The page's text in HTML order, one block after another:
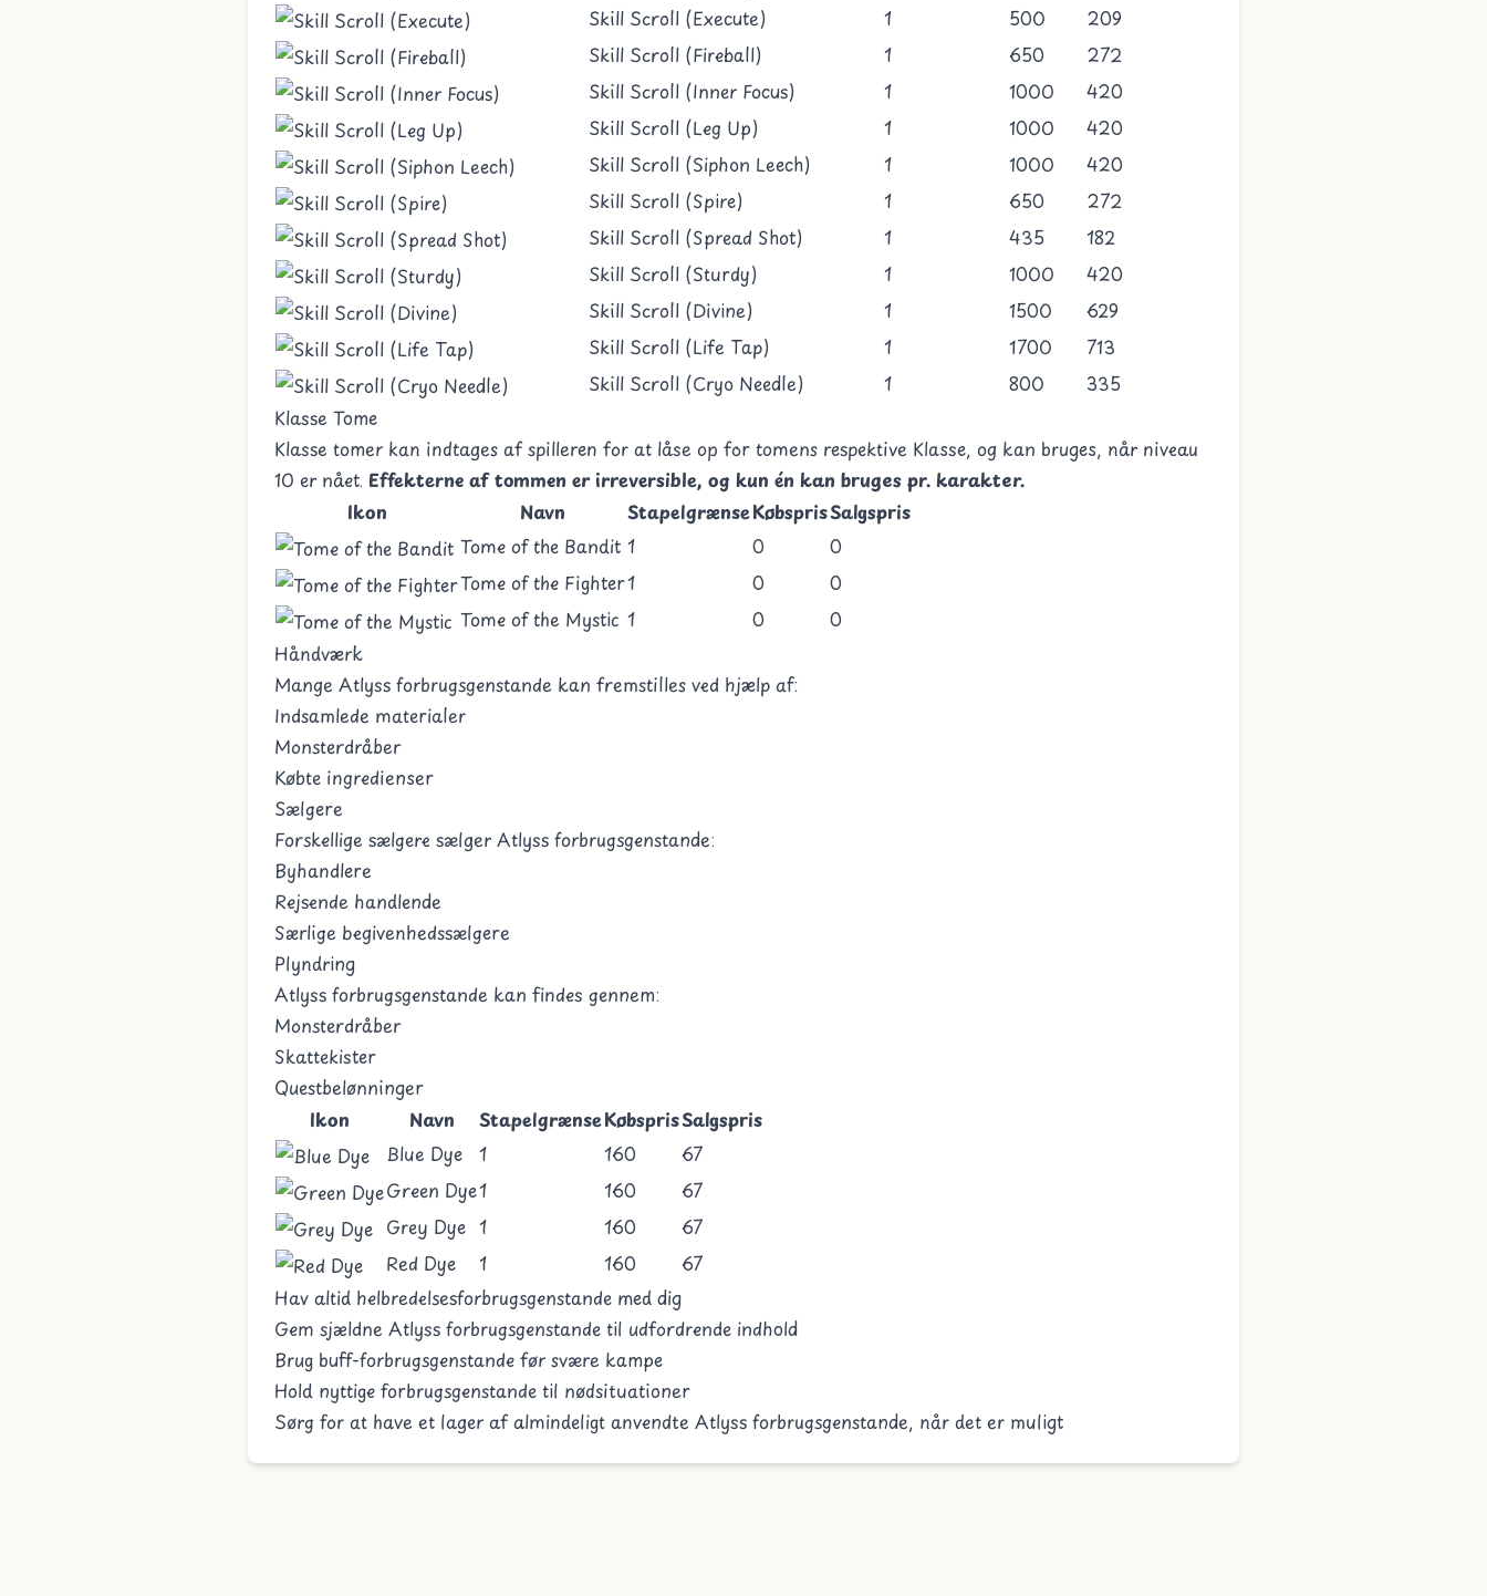
Skill Scroll (Execute)
1 500
209
Skill Scroll (Fireball)
1 650
272
Skill Scroll (Inner Focus)
1 1000
420
Skill Scroll (Leg Up)
1 1000
420
Skill Scroll (Siphon Leech)
1 1000
420
Skill Scroll (Spire)
1 650
272
Skill Scroll (Spread Shot)
1 435
182
Skill Scroll (Sturdy)
1 1000
420
Skill Scroll (Divine)
1 1500
629
Skill Scroll (Life Tap)
1 1700
713
Skill Scroll (Cryo Needle)
1 800
335
Klasse Tome
Klasse tomer kan indtages af spilleren for at låse op for tomens respektive Klasse, og kan bruges, når niveau
10 er nået. Effekterne af tommen er irreversible, og kun én kan bruges pr. karakter.
Ikon
Navn StapelgrænseKøbsprisSalgspris
Tome of the Bandit 1 0
0
Tome of the Fighter1 0
0
Tome of the Mystic 1 0
0
Håndværk
Mange Atlyss forbrugsgenstande kan fremstilles ved hjælp af:
Indsamlede materialer
Monsterdråber
Købte ingredienser
Sælgere
Forskellige sælgere sælger Atlyss forbrugsgenstande:
Byhandlere
Rejsende handlende
Særlige begivenhedssælgere
Plyndring
Atlyss forbrugsgenstande kan findes gennem:
Monsterdråber
Skattekister
Questbelønninger
Ikon
Navn StapelgrænseKøbsprisSalgspris
Blue Dye
1 160
67
Green Dye1 160
67
Grey Dye 1 160
67
Red Dye
1 160
67
Hav altid helbredelsesforbrugsgenstande med dig
Gem sjældne Atlyss forbrugsgenstande til udfordrende indhold
Brug buff-forbrugsgenstande før svære kampe
Hold nyttige forbrugsgenstande til nødsituationer
Sørg for at have et lager af almindeligt anvendte Atlyss forbrugsgenstande, når det er muligt